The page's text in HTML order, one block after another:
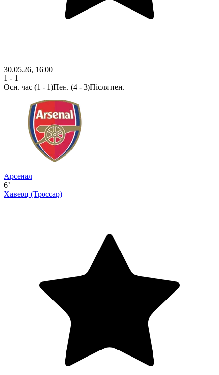
30.05.26, 16:00
1 - 1
Осн. час (1 - 1)Пен. (4 - 3)Після пен.
Арсенал
6’
Хаверц (Троссар)